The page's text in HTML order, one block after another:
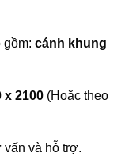
gồm: cánh khung
x 2100 (Hoặc theo
và hỗ trợ.